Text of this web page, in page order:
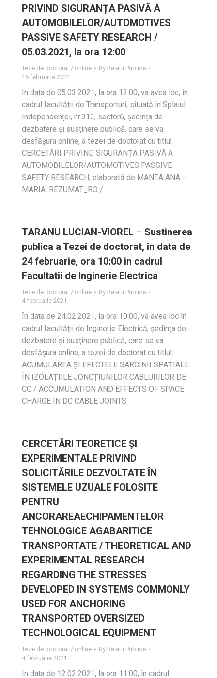
PRIVIND SIGURANȚA PASIVĂ A
AUTOMOBILELOR/AUTOMOTIVES
PASSIVE SAFETY RESEARCH /
05.03.2021, la ora 12:00
Teze de doctorat / online By Relatii Publice
15 februarie 2021
In data de 05.03.2021, la ora 12:00, va avea loc, în
cadrul facultății de Transporturi, situată în Splaiul
Independenței, nr.313, sector6, ședința de
dezbatere și susținere publică, care se va
desfășura online, a tezei de doctorat cu titlul
CERCETĂRI PRIVIND SIGURANȚA PASIVĂ A
AUTOMOBILELOR/AUTOMOTIVES PASSIVE
SAFETY RESEARCH, elaborată de MANEA ANA –
MARIA, REZUMAT_RO /
TARANU LUCIAN-VIOREL – Sustinerea
publica a Tezei de doctorat, in data de
24 februarie, ora 10:00 in cadrul
Facultatii de Inginerie Electrica
Teze de doctorat / online By Relatii Publice
4 februarie 2021
În data de 24.02.2021, la ora 10:00, va avea loc în
cadrul facultății de Inginerie Electrică, ședința de
dezbatere și susţinere publică, care se va
desfășura online, a tezei de doctorat cu titlul:
ACUMULAREA ȘI EFECTELE SARCINII SPAȚIALE
ÎN IZOLAȚIILE JONCȚIUNILOR CABLURILOR DE
CC / ACCUMULATION AND EFFECTS OF SPACE
CHARGE IN DC CABLE JOINTS
CERCETĂRI TEORETICE ŞI
EXPERIMENTALE PRIVIND
SOLICITĂRILE DEZVOLTATE ÎN
SISTEMELE UZUALE FOLOSITE
PENTRU
ANCORAREAECHIPAMENTELOR
TEHNOLOGICE AGABARITICE
TRANSPORTATE / THEORETICAL AND
EXPERIMENTAL RESEARCH
REGARDING THE STRESSES
DEVELOPED IN SYSTEMS COMMONLY
USED FOR ANCHORING
TRANSPORTED OVERSIZED
TECHNOLOGICAL EQUIPMENT
Teze de doctorat / online By Relatii Publice
4 februarie 2021
In data de 12.02.2021, la ora 11:00, în cadrul